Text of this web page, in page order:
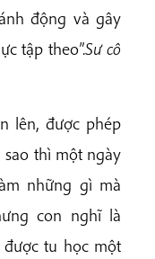
động và gây
tập theo”.Sư cô
lên, được phép
thì một ngày
những gì mà
con nghĩ là
tu học một